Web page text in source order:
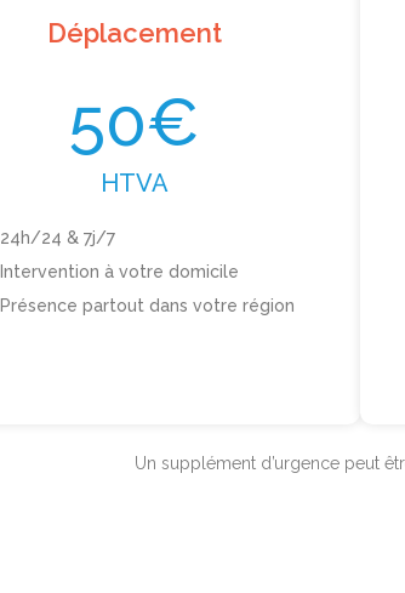
Déplacement
50€
HTVA
24h/24 & 7j/7
Intervention à votre domicile
Présence partout dans votre région
Un supplément d’urgence peut